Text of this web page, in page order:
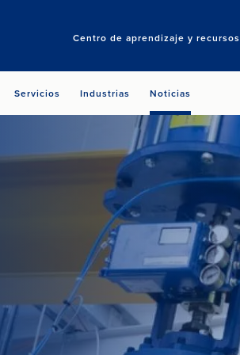
Centro de aprendizaje y recursos
Servicios Industrias Noticias